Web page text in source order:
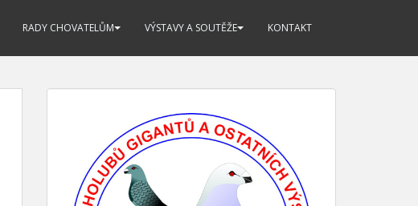
RADY CHOVATELŮM VÝSTAVY A SOUTĚŽE KONTAKT